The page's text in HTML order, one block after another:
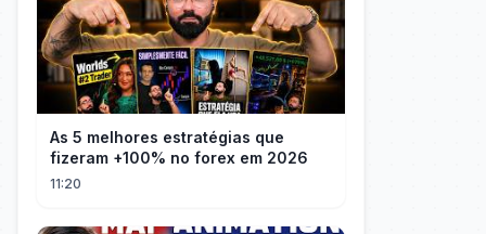
As 5 melhores estratégias que
fizeram +100% no forex em 2026
11:20